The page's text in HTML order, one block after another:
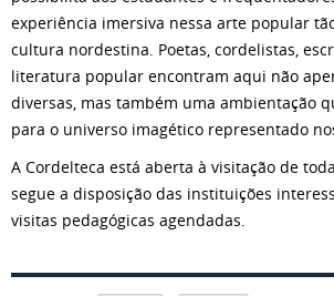
experiência imersiva nessa arte popular
cultura nordestina. Poetas, cordelistas,
literatura popular encontram aqui não
diversas, mas também uma ambientação
para o universo imagético representado
A Cordelteca está aberta à visitação de
segue a disposição das instituições
visitas pedagógicas agendadas.